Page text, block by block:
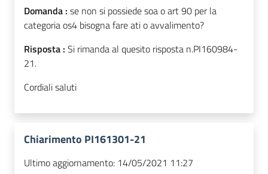
Domanda : se non si possiede soa o art 90 per la
categoria os4 bisogna fare ati o avvalimento?
Risposta : Si rimanda al quesito risposta n.PI160984-
21.
Cordiali saluti
Chiarimento PI161301-21
Ultimo aggiornamento: 14/05/2021 11:27